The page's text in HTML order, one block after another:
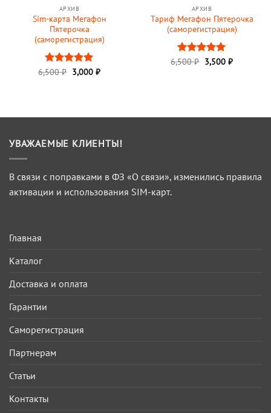
АРХИВ
Sim-карта Мегафон
Пятерочка
(саморегистрация)
Оценка5
6,500₽ Первоначальная
цена
3,000 ₽Текущая
АРХИВ
Тариф Мегафон Пятерочка
(саморегистрация)
Оценка5
6,500₽ Первоначальная
цена
3,500 ₽Текущая
УВАЖАЕМЫЕ КЛИЕНТЫ!
В связи с поправками в ФЗ «О связи», изменились правила
активации и использования SIM-карт.
Главная
Каталог
Доставка и оплата
Гарантии
Саморегистрация
Партнерам
Статьи
Контакты